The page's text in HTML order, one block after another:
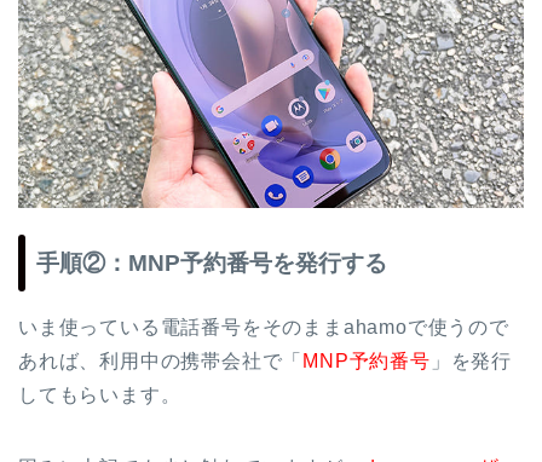
手順②：MNP予約番号を発行する
いま使っている電話番号をそのままahamoで使うので
あれば、利用中の携帯会社で「 MNP予約番号 」を発行
してもらいます。